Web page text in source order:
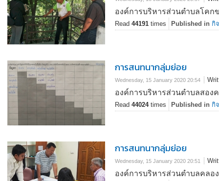
องค์การบริหารส่วนตำบลโคก
Read 44191 times Published in กิ
การสนทนากลุ่มย่อย
Wednesday, 15 January 2020 20:54
องค์การบริหารส่วนตำบลสอง
Read 44024times Published in กิ
การสนทนากลุ่มย่อย
Wednesday, 15 January 2020 20:51
องค์การบริหารส่วนตำบลคลอ